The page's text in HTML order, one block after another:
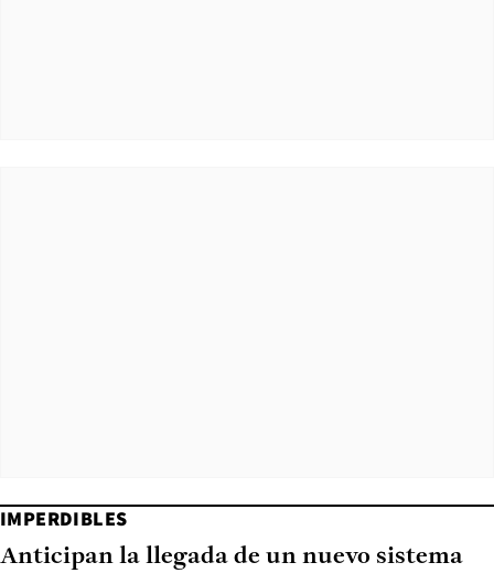
IMPERDIBLES
Anticipan la llegada de un nuevo sistema